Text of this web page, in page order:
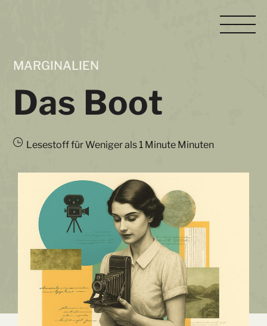
MARGINALIEN
Das Boot
Lesestoff fürWeniger als 1 MinuteMinuten